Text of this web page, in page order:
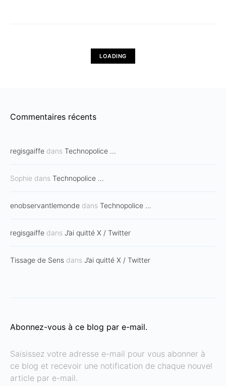
LOADING
Commentaires récents
regisgaiffe dans Technopolice …
Sophie dans Technopolice …
enobservantlemonde dans Technopolice …
regisgaiffe dans J’ai quitté X / Twitter
Tissage de Sens dans J’ai quitté X / Twitter
Abonnez-vous à ce blog par e-mail.
Saisissez votre adresse e-mail pour vous abonner à
ce blog et recevoir une notification de chaque nouvel
article par e-mail.